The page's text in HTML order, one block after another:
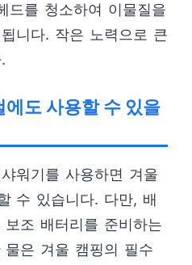
드를 청소하여 이물질을
니다. 작은 노력으로 큰
도 사용할 수 있을
워기를 사용하면 겨울
수 있습니다. 다만, 배
조 배터리를 준비하는
은 겨울 캠핑의 필수